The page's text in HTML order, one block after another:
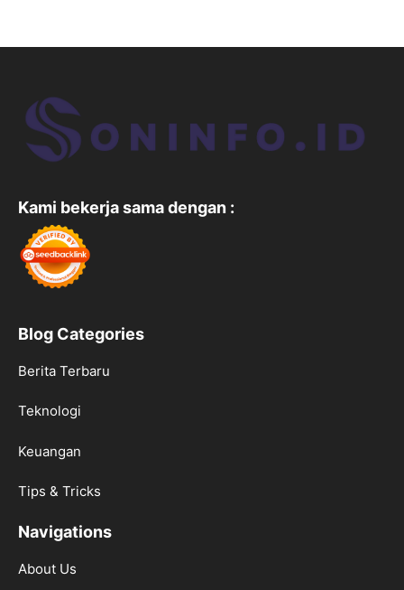
Kami bekerja sama dengan :
Blog Categories
Berita Terbaru
Teknologi
Keuangan
Tips & Tricks
Navigations
About Us